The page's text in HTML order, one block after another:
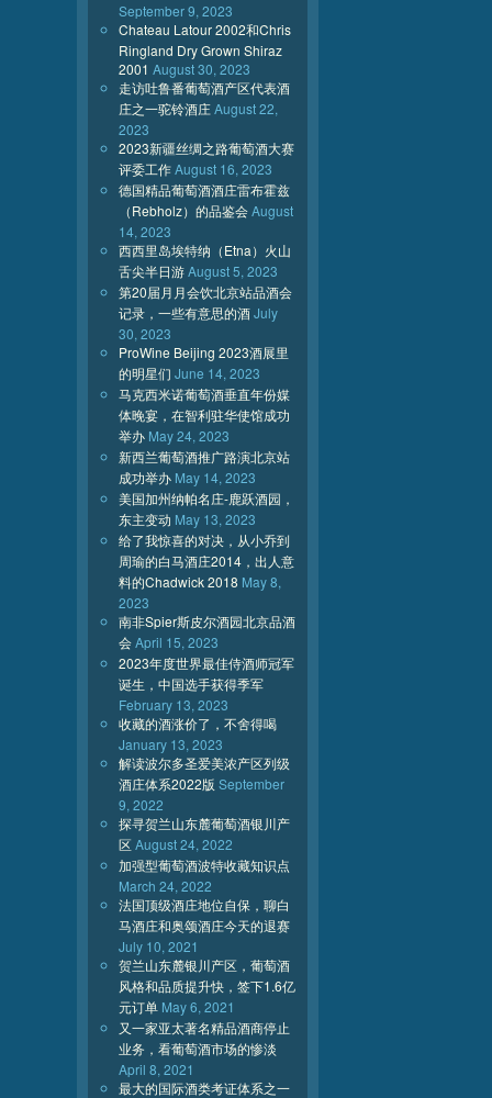
September 9, 2023
Chateau Latour 2002和Chris
Ringland Dry Grown Shiraz
2001 August 30, 2023
走访吐鲁番葡萄酒产区代表酒
庄之一驼铃酒庄August 22,
2023
2023新疆丝绸之路葡萄酒大赛
评委工作August 16, 2023
德国精品葡萄酒酒庄雷布霍兹
（Rebholz）的品鉴会August
14, 2023
西西里岛埃特纳（Etna）火山
舌尖半日游August 5, 2023
第20届月月会饮北京站品酒会
记录，一些有意思的酒July
30, 2023
ProWine Beijing 2023酒展里
的明星们 June 14, 2023
马克西米诺葡萄酒垂直年份媒
体晚宴，在智利驻华使馆成功
举办 May 24, 2023
新西兰葡萄酒推广路演北京站
成功举办 May 14, 2023
美国加州纳帕名庄-鹿跃酒园，
东主变动 May 13, 2023
给了我惊喜的对决，从小乔到
周瑜的白马酒庄2014，出人意
料的Chadwick 2018 May 8,
2023
南非Spier斯皮尔酒园北京品酒
会April 15, 2023
2023年度世界最佳侍酒师冠军
诞生，中国选手获得季军
February 13, 2023
收藏的酒涨价了，不舍得喝
January 13, 2023
解读波尔多圣爱美浓产区列级
酒庄体系2022版 September
9, 2022
探寻贺兰山东麓葡萄酒银川产
区August 24, 2022
加强型葡萄酒波特收藏知识点
March 24, 2022
法国顶级酒庄地位自保，聊白
马酒庄和奥颂酒庄今天的退赛
July 10, 2021
贺兰山东麓银川产区，葡萄酒
风格和品质提升快，签下1.6亿
元订单 May 6, 2021
又一家亚太著名精品酒商停止
业务，看葡萄酒市场的惨淡
April 8, 2021
最大的国际酒类考证体系之一